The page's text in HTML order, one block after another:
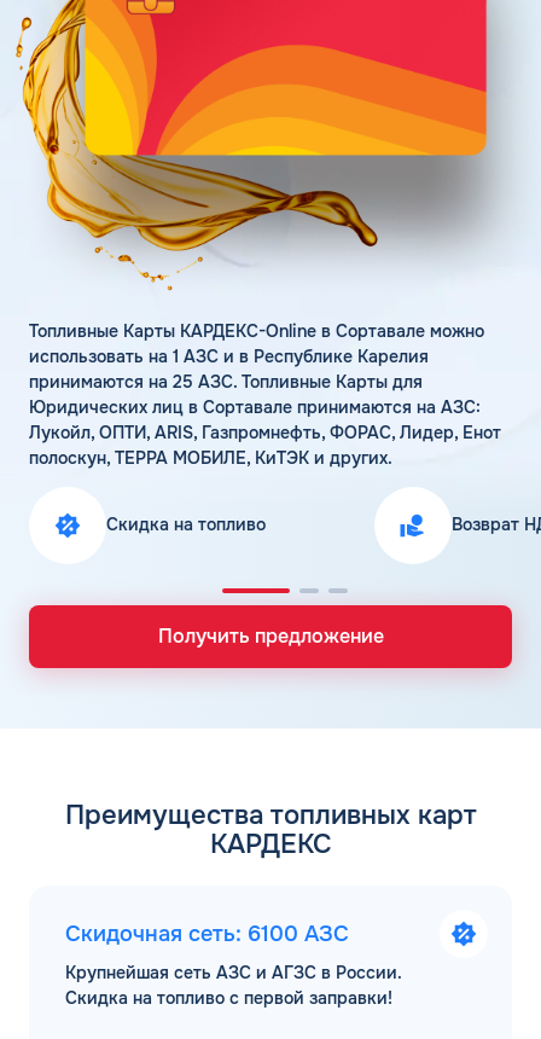
Статьи
Цена бензина и ДТ
Личный кабинет
Карта АЗС
Получить консультацию
Топливные Карты КАРДЕКС-Online в Сортавале можно
использовать на 1 АЗС и в Республике Карелия
принимаются на 25 АЗС. Топливные Карты для
Юридических лиц в Сортавале принимаются на АЗС:
Лукойл, ОПТИ, ARIS, Газпромнефть, ФОРАС, Лидер, Енот
полоскун, ТЕРРА МОБИЛЕ, КиТЭК и других.
Скидка на топливо Возврат
Получить предложение
Преимущества топливных карт
КАРДЕКС
Скидочная сеть: 6100 АЗС
Крупнейшая сеть АЗС и АГЗС в России.
Скидка на топливо с первой заправки!